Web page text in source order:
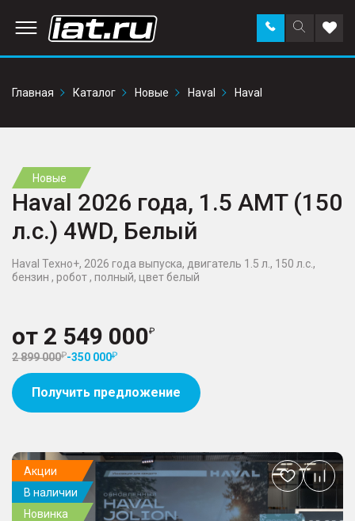
Поиск
по
Заказать
звонок в
Главная
Каталог Новые Haval Haval
Новые
Haval 2026 года, 1.5 AMT (150
л.с.) 4WD, Белый
Haval Техно+, 2026 года выпуска, двигатель 1.5 л., 150 л.с.,
бензин , робот , полный, цвет белый
от 2 549 000
2 899 000 -350 000
Получить предложение
Акции
В наличии
Новинка
Добавить
в
избранное